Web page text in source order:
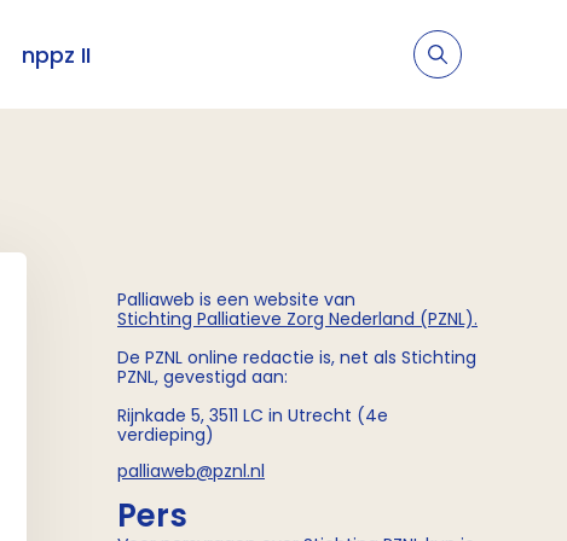
nppz II
Palliaweb is een website van
Stichting Palliatieve Zorg Nederland (PZNL).
De PZNL online redactie is, net als Stichting
PZNL, gevestigd aan:
Rijnkade 5, 3511 LC in Utrecht (4e
verdieping)
palliaweb@pznl.nl
Pers